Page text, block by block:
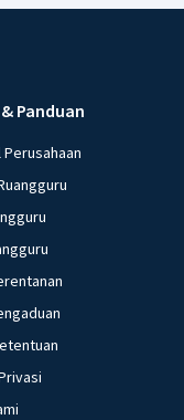
Panduan